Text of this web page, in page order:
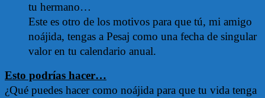
tu hermano…
Este es otro de los motivos para que tú, mi amigo
noájida, tengas a Pesaj como una fecha de singular
valor en tu calendario anual.
Esto podrías hacer…
¿Qué puedes hacer como noájida para que tu vida tenga